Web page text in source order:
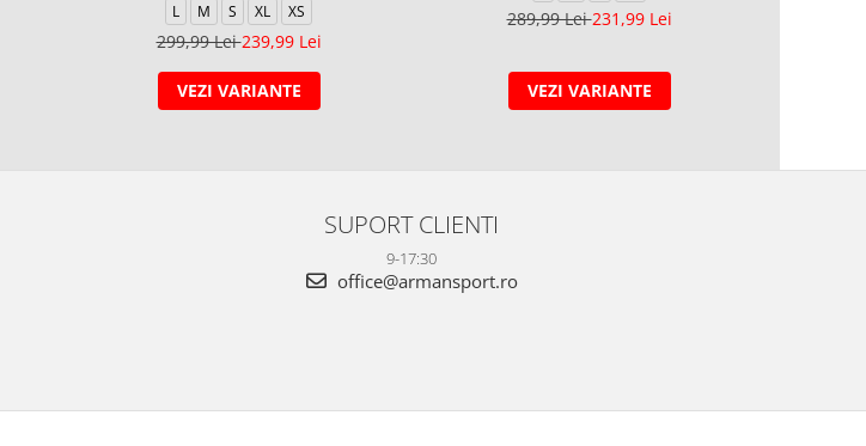
L M S XL XS
299,99 Lei239,99 Lei
VEZI VARIANTE
289,99 Lei231,99 Lei
VEZI VARIANTE
SUPORT CLIENTI
9-17:30
office@armansport.ro